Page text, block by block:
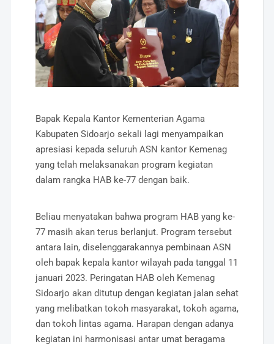
Bapak Kepala Kantor Kementerian Agama
Kabupaten Sidoarjo sekali lagi menyampaikan
apresiasi kepada seluruh ASN kantor Kemenag
yang telah melaksanakan program kegiatan
dalam rangka HAB ke-77 dengan baik.
Beliau menyatakan bahwa program HAB yang ke-
77 masih akan terus berlanjut. Program tersebut
antara lain, diselenggarakannya pembinaan ASN
oleh bapak kepala kantor wilayah pada tanggal 11
januari 2023. Peringatan HAB oleh Kemenag
Sidoarjo akan ditutup dengan kegiatan jalan sehat
yang melibatkan tokoh masyarakat, tokoh agama,
dan tokoh lintas agama. Harapan dengan adanya
kegiatan ini harmonisasi antar umat beragama